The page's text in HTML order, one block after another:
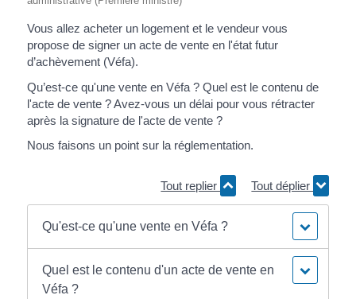
Vous allez acheter un logement et le vendeur vous
propose de signer un acte de vente en l'état futur
d’achèvement (Véfa).
Qu’est-ce qu'une vente en Véfa ? Quel est le contenu de
l'acte de vente ? Avez-vous un délai pour vous rétracter
après la signature de l'acte de vente ?
Nous faisons un point sur la réglementation.
Tout replier Tout déplier
Qu'est-ce qu'une vente en Véfa ?
Quel est le contenu d'un acte de vente en
Véfa ?